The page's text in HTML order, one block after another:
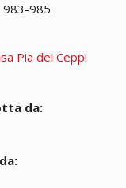
985.
Pia dei Ceppi
da: